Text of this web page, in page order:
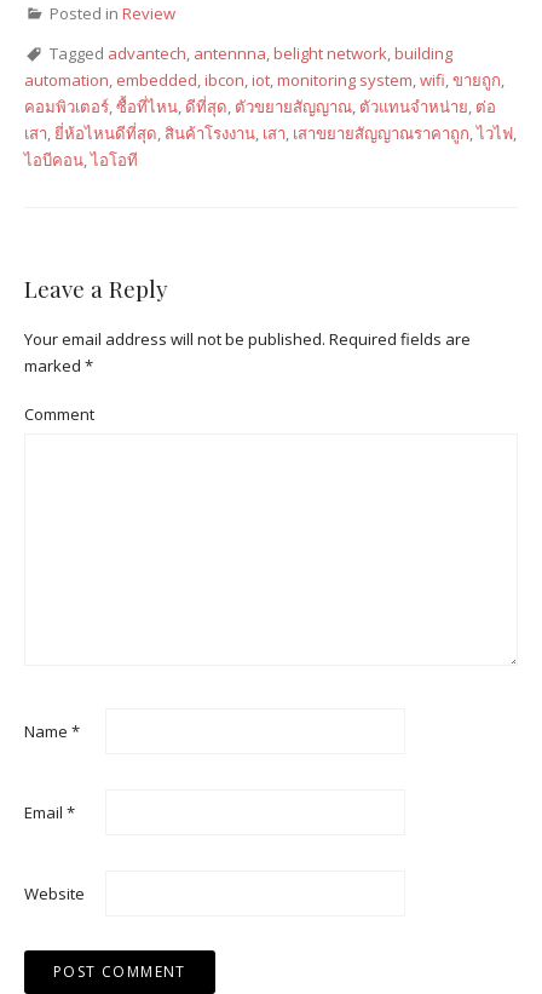
Posted in Review
Tagged advantech antennna belight network building
automation embedded ibcon iot monitoring system wifi ขายถูก
คอมพิวเตอร์ ซื้อที่ไหน ดีที่สุด ตัวขยายสัญญาณ ตัวแทนจำหน่าย ต่อ
เสา ยี่ห้อไหนดีที่สุด สินค้าโรงงาน เสา เสาขยายสัญญาณราคาถูก ,ไวไฟ
ไอบีคอน ,ไอโอที
Leave a Reply
Your email address will not be published. Required fields are
marked *
Comment
Name *
Email *
Website